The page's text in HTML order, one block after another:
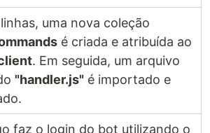
uma nova coleção
é criada e atribuída ao
. Em seguida, um arquivo
"handler.js" é importado e
faz o login do bot utilizando o